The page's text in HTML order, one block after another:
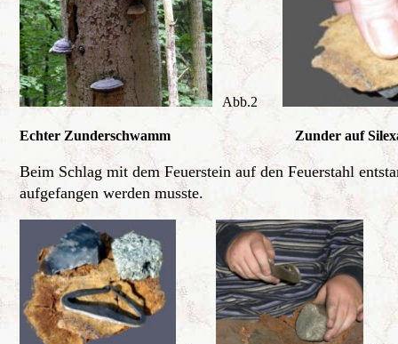
Abb.2
Echter Zunderschwamm Zunder auf
Beim Schlag mit dem Feuerstein auf den Feuerstahl
aufgefangen werden musste.